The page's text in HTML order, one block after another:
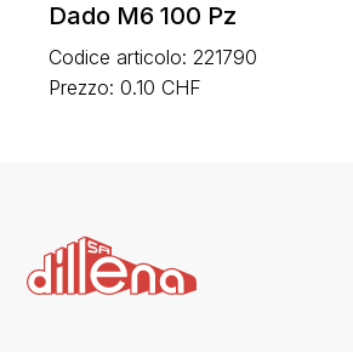
Dado M6 100 Pz
Codice articolo: 221790
Prezzo: 0.10 CHF